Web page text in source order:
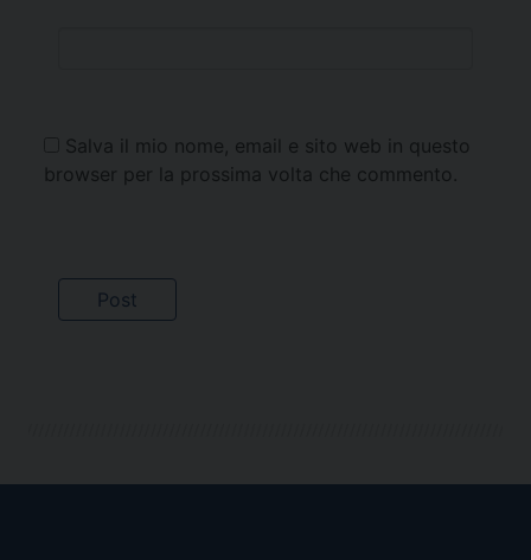
Salva il mio nome, email e sito web in questo
browser per la prossima volta che commento.